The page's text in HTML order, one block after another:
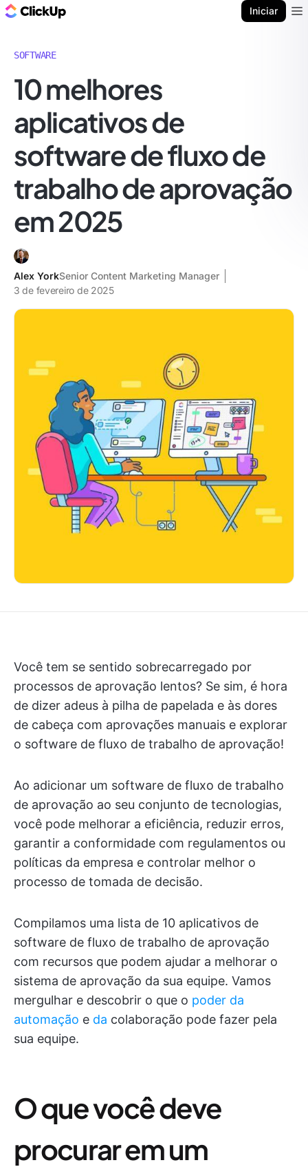
Iniciar
SOFTWARE
10 melhores
aplicativos de
software de fluxo de
trabalho de aprovação
em 2025
Alex YorkSenior Content Marketing Manager
3 de fevereiro de 2025
Você tem se sentido sobrecarregado por
processos de aprovação lentos? Se sim, é hora
de dizer adeus à pilha de papelada e às dores
de cabeça com aprovações manuais e explorar
o software de fluxo de trabalho de aprovação!
Ao adicionar um software de fluxo de trabalho
de aprovação ao seu conjunto de tecnologias,
você pode melhorar a eficiência, reduzir erros,
garantir a conformidade com regulamentos ou
políticas da empresa e controlar melhor o
processo de tomada de decisão.
Compilamos uma lista de 10 aplicativos de
software de fluxo de trabalho de aprovação
com recursos que podem ajudar a melhorar o
sistema de aprovação da sua equipe. Vamos
mergulhar e descobrir o que o poder da
automação e da colaboração pode fazer pela
sua equipe.
O que você deve
procurar em um